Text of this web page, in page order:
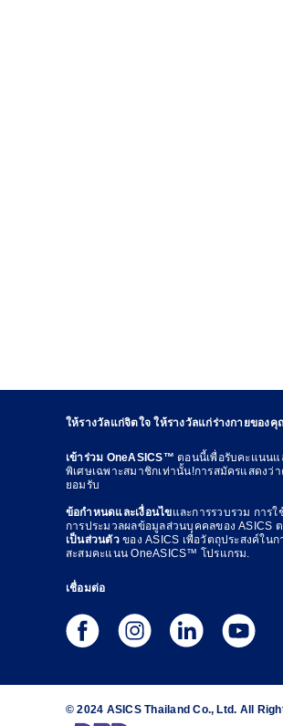
ให้รางวัลแก่จิตใจ ให้รางวัลแก่ร่างกายของคุ
เข้าร่วม OneASICS™ตอนนี้เพื่อรับคะแนนแ
พิเศษเฉพาะสมาชิกเท่านั้น!การสมัครแสดงว่
ยอมรับ
ข้อกำหนดและเงื่อนไขและการรวบรวม การใ
การประมวลผลข้อมูลส่วนบุคคลของ ASICS
เป็นส่วนตัวของ ASICS เพื่อวัตถุประสงค์ในก
สะสมคะแนน OneASICS™ โปรแกรม.
เชื่อมต่อ
© 2024 ASICS Thailand Co., Ltd. All